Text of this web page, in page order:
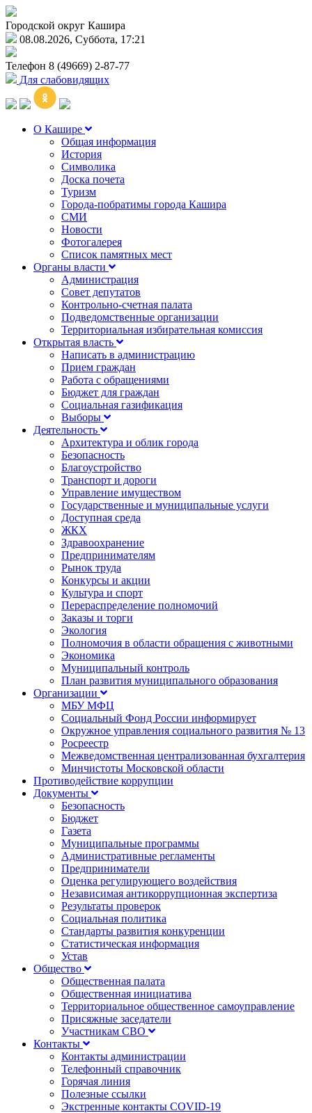
Городской округ Кашира
08.08.2026, Суббота, 17:21
Телефон 8 (49669) 2-87-77
Для слабовидящих
О Кашире
Общая информация
История
Символика
Доска почета
Туризм
Города-побратимы города Кашира
СМИ
Новости
Фотогалерея
Список памятных мест
Органы власти
Администрация
Совет депутатов
Контрольно-счетная палата
Подведомственные организации
Территориальная избирательная комиссия
Открытая власть
Написать в администрацию
Прием граждан
Работа с обращениями
Бюджет для граждан
Социальная газификация
Выборы
Деятельность
Архитектура и облик города
Безопасность
Благоустройство
Транспорт и дороги
Управление имуществом
Государственные и муниципальные услуги
Доступная среда
ЖКХ
Здравоохранение
Предпринимателям
Рынок труда
Конкурсы и акции
Культура и спорт
Перераспределение полномочий
Заказы и торги
Экология
Полномочия в области обращения с животными
Экономика
Муниципальный контроль
План развития муниципального образования
Организации
МБУ МФЦ
Социальный Фонд России информирует
Окружное управления социального развития № 13
Росреестр
Межведомственная централизованная бухгалтерия
Минчистоты Московской области
Противодействие коррупции
Документы
Безопасность
Бюджет
Газета
Муниципальные программы
Административные регламенты
Предприниматели
Оценка регулирующего воздействия
Независимая антикоррупционная экспертиза
Результаты проверок
Социальная политика
Стандарты развития конкуренции
Статистическая информация
Устав
Общество
Общественная палата
Общественная инициатива
Территориальное общественное самоуправление
Присяжные заседатели
Участникам СВО
Контакты
Контакты администрации
Телефонный справочник
Горячая линия
Полезные ссылки
Экстренные контакты COVID-19